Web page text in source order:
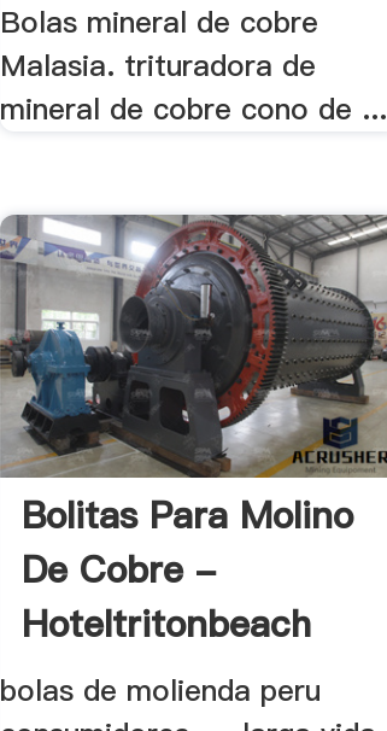
Bolas mineral de cobre
Malasia. trituradora de
mineral de cobre cono de ...
Bolitas Para Molino
De Cobre -
Hoteltritonbeach
bolas de molienda peru